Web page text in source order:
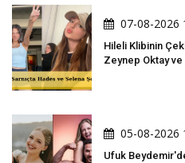
07-08-2026
Hileli Klibinin
Zeynep Oktay
05-08-2026
Ufuk